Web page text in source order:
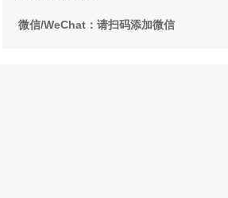
微信/WeChat：请扫码添加微信